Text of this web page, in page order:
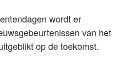
wordt er
van het
op de toekomst.